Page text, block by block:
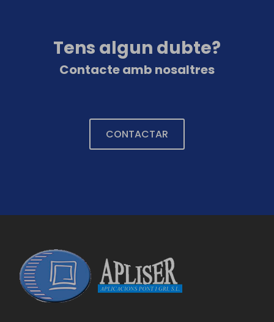
Tens algun dubte?
Contacte amb nosaltres
CONTACTAR